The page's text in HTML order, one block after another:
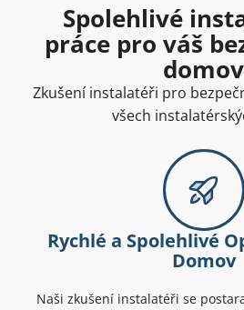
Spolehlivé
práce pro váš
domov
Zkušení instalatéři pro
všech
Rychlé a Spolehlivé
Domov
Naši zkušení instalatéři se